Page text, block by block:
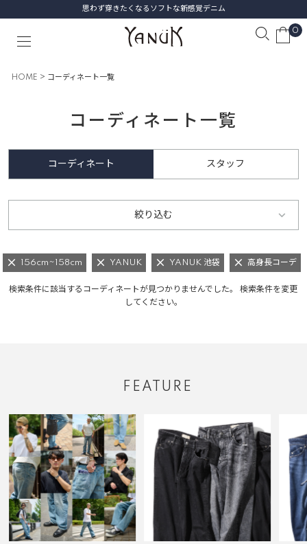
思わず穿きたくなるソフトな新感覚デニム
0
HOME コーディネート一覧
コーディネート一覧
コーディネート スタッフ
絞り込む
156cm~158cm YANUK YANUK 池袋 高身長コーデ
検索条件に該当するコーディネートが見つかりませんでした。 検索条件を変更
してください。
FEATURE